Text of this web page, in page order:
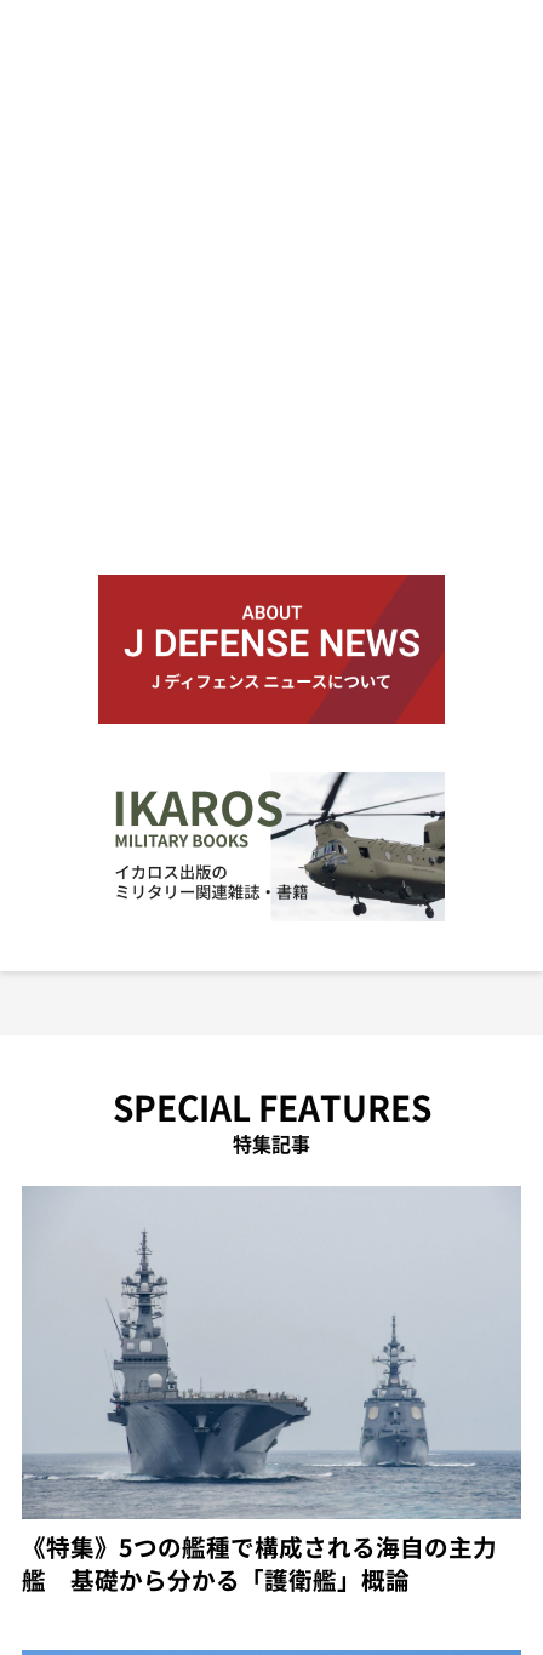
SPECIAL FEATURES
特集記事
《特集》5つの艦種で構成される海自の主力
艦 基礎から分かる「護衛艦」概論